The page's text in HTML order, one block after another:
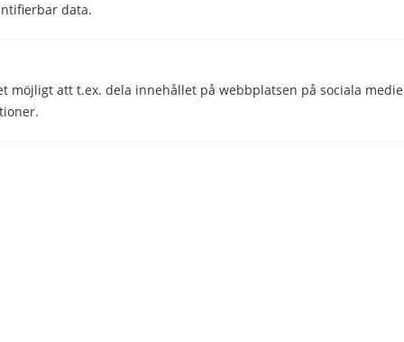
data.
möjligt att t.ex. dela innehållet på webbplatsen på sociala
114 52 Stockholm
Org nr: 556851-2321